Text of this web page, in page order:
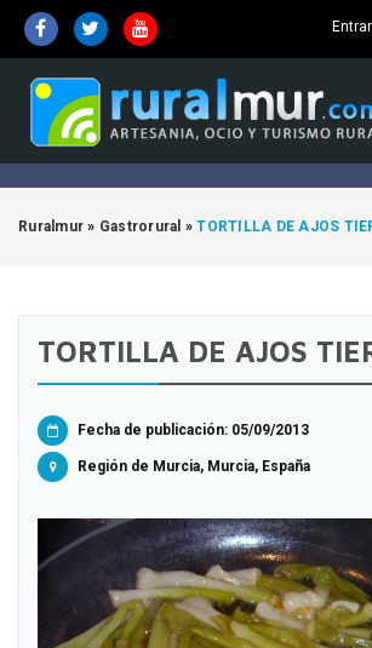
Entrar
Ruralmur » Gastrorural »TORTILLA DE AJOS
TORTILLA DE AJOS
Fecha de publicación: 05/09/2013
Región de Murcia, Murcia, España